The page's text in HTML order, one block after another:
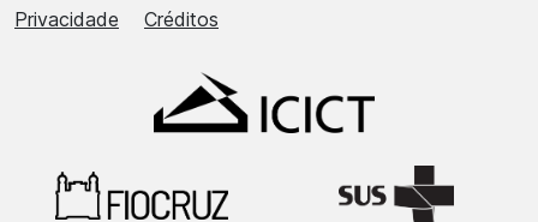
Privacidade Créditos